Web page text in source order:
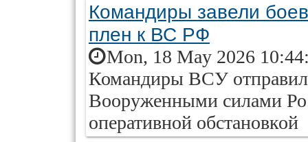
Командиры завели
плен к ВС РФ
Mon, 18 May 2026
Командиры ВСУ
Вооруженными силами
оперативной обстановкой